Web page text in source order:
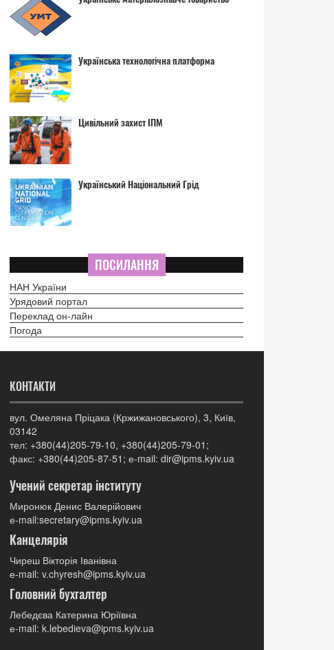
Українська технологічна платформа
Цивільний захист ІПМ
Український Національний Грід
ПОСИЛАННЯ
НАН України
Урядовий портал
Переклад он-лайн
Погода
КОНТАКТИ
вул. Омеляна Пріцака (Кржижановського), 3, Київ,
03142
тел: +380(44)205-79-10, +380(44)205-79-01;
факс: +380(44)205-87-51; е-mail: dir@ipms.kyiv.ua
Учений секретар інституту
Миронюк Денис Валерійович
е-mail:secretary@ipms.kyiv.ua
Канцелярія
Чиреш Вікторія Іванівна
е-mail: v.chyresh@ipms.kyiv.ua
Головний бухгалтер
Лебедєва Катерина Юріївна
е-mail: k.lebedieva@ipms.kyiv.ua